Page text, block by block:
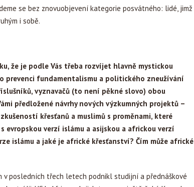
se bez znovuobjevení kategorie posvátného: lidé, jimž
i sobě.
že je podle Vás třeba rozvíjet hlavně mystickou
prevenci fundamentalismu a politického zneužívání
vyznavačů (to není pěkné slovo) obou
předložené návrhy nových výzkumných projektů –
křesťanů a muslimů s proměnami, které
evropskou verzí islámu a asijskou a africkou verzí
islámu a jaké je africké křesťanství? Čím může africké
v posledních třech letech podnikl studijní a přednáškové